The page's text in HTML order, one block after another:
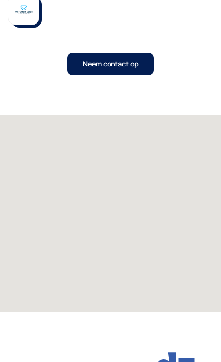
Neem contact op